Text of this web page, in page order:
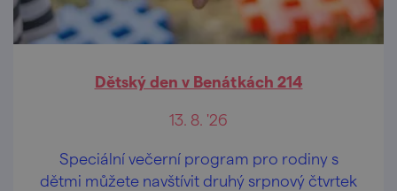
Dětský den v Benátkách 214
13. 8. '26
Speciální večerní program pro rodiny s
dětmi můžete navštívit druhý srpnový čtvrtek